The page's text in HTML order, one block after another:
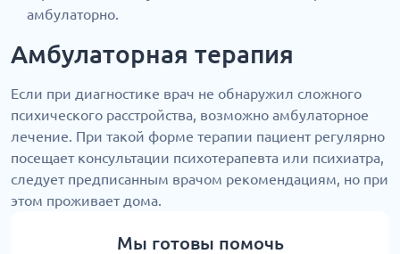
амбулаторно.
Амбулаторная терапия
Если при диагностике врач не обнаружил сложного
психического расстройства, возможно амбулаторное
лечение. При такой форме терапии пациент регулярно
посещает консультации психотерапевта или психиатра,
следует предписанным врачом рекомендациям, но при
этом проживает дома.
Мы готовы помочь